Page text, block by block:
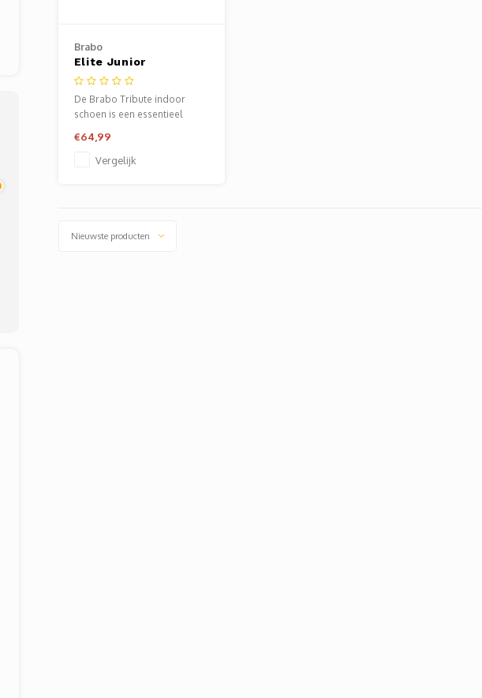
Brabo
Elite Junior
Zaalschoenen
Leopard
De Brabo Tribute indoor
schoen is een essentieel
indoorcollectie.
€64,99
Vergelijk
Nieuwste producten